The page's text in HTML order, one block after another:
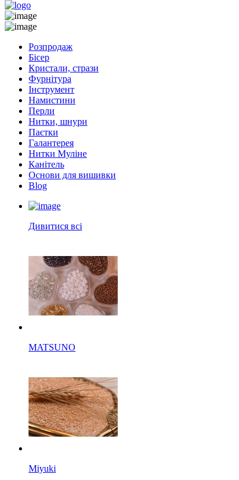
Розпродаж
Бісер
Кристали, стрази
Фурнітура
Інструмент
Намистини
Перли
Нитки, шнури
Паєтки
Галантерея
Нитки Муліне
Канітель
Основи для вишивки
Blog
Дивитися всі
MATSUNO
Miyuki